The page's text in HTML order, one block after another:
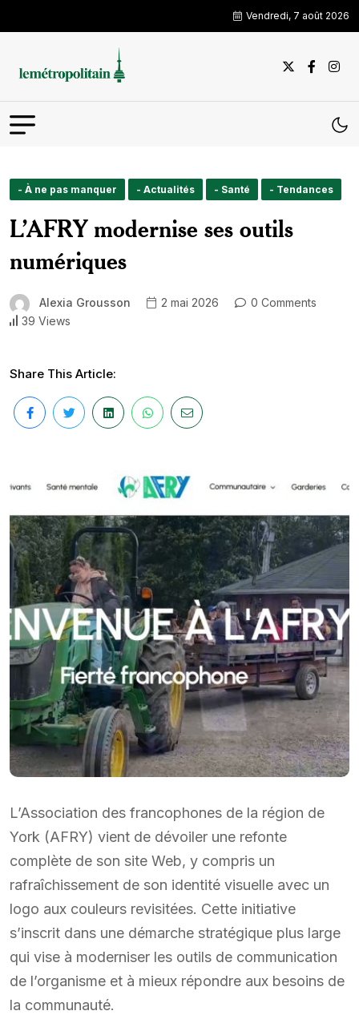
Vendredi, 7 août 2026
- À ne pas manquer - Actualités - Santé - Tendances
L’AFRY modernise ses outils
numériques
Alexia Grousson 2 mai 2026
0 Comments
39 Views
Share This Article:
L’Association des francophones de la région de
York (AFRY) vient de dévoiler une refonte
complète de son site Web, y compris un
rafraîchissement de son identité visuelle avec un
logo aux couleurs revisitées. Cette initiative
s’inscrit dans une démarche stratégique plus large
qui vise à moderniser les outils de communication
de l’organisme et à mieux répondre aux besoins de
la communauté.